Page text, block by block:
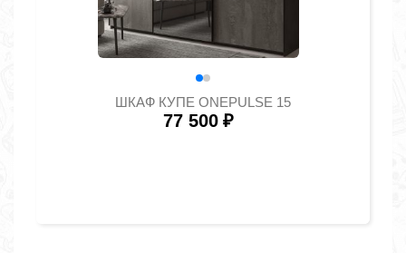
ШКАФ КУПЕ ONEPULSE 15
77 500 ₽